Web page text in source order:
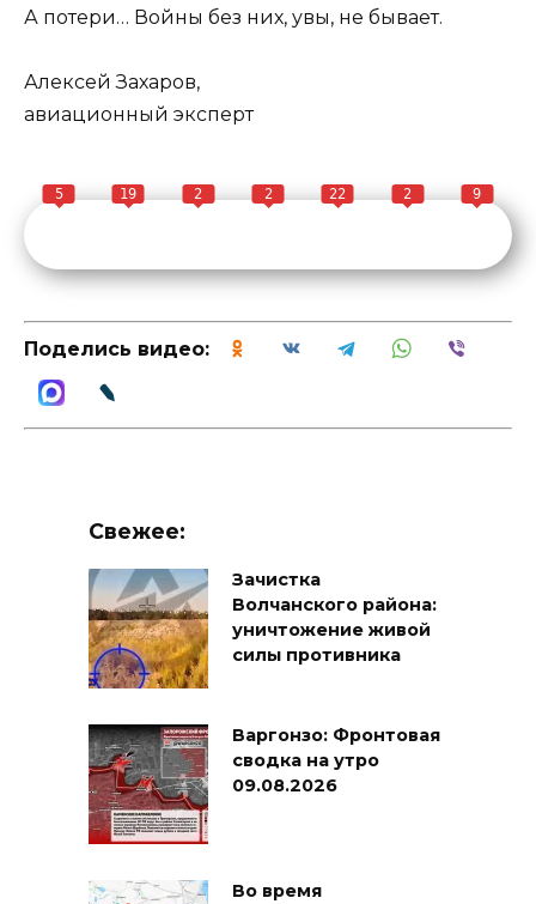
А потери… Войны без них, увы, не бывает.
Алексей Захаров,
авиационный эксперт
5 19 2 2 22 2 9
Поделись видео:
Свежее:
Зачистка
Волчанского района:
уничтожение живой
силы противника
Варгонзо: Фронтовая
сводка на утро
09.08.2026
Во время